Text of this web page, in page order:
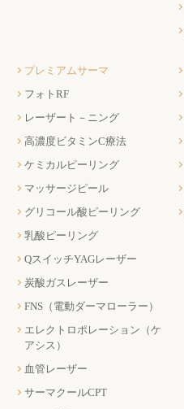
プレミアムサーマ
フォトRF
レーザート－ニング
高濃度ビタミンC療法
ケミカルピーリング
マッサージピール
グリコール酸ピーリング
乳酸ピーリング
QスイッチYAGレーザー
炭酸ガスレーザー
FNS（電動ダーマローラー）
エレクトロポレーション（ケ
アシス）
血管レーザー
サーマクールCPT